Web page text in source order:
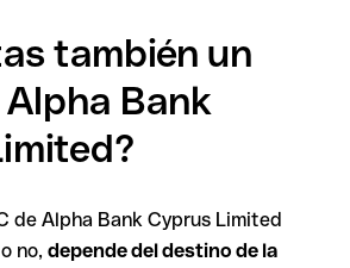
también un
Alpha Bank
de Alpha Bank Cyprus Limited
no, depende del destino de la